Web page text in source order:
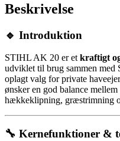
Beskrivelse
🔹 Introduktion
STIHL AK 20 er et kraftigt
udviklet til brug sammen
oplagt valg for private
ønsker en god balance
hækkeklipning, græstrimning
🔧 Kernefunktioner &